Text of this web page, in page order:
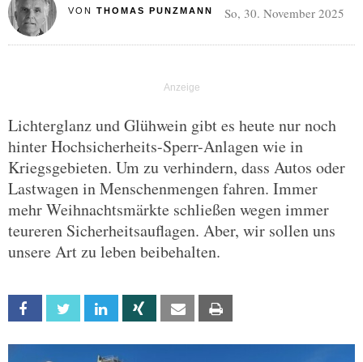
VON THOMAS PUNZMANN So, 30. November 2025
Lichterglanz und Glühwein gibt es heute nur noch
hinter Hochsicherheits-Sperr-Anlagen wie in
Kriegsgebieten. Um zu verhindern, dass Autos oder
Lastwagen in Menschenmengen fahren. Immer
mehr Weihnachtsmärkte schließen wegen immer
teureren Sicherheitsauflagen. Aber, wir sollen uns
unsere Art zu leben beibehalten.
Facebook Twitter Linkedin Xing Email